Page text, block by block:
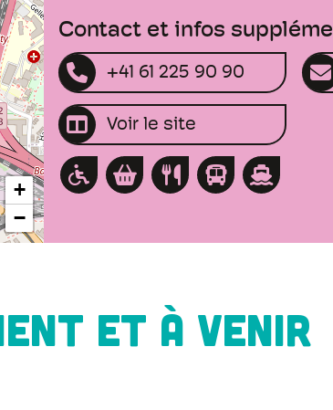
+
−
Contact et infos
+41 61 225 90 90
Voir le site
ET À VENIR